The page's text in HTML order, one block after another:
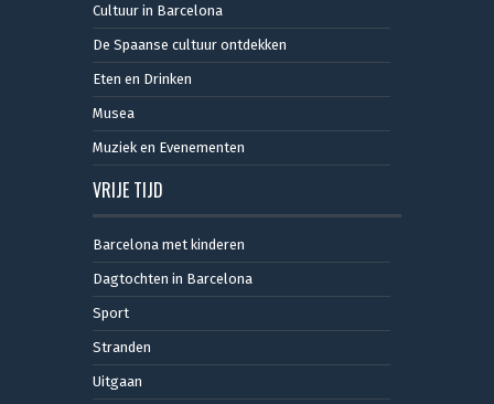
Cultuur in Barcelona
De Spaanse cultuur ontdekken
Eten en Drinken
Musea
Muziek en Evenementen
VRIJE TIJD
Barcelona met kinderen
Dagtochten in Barcelona
Sport
Stranden
Uitgaan